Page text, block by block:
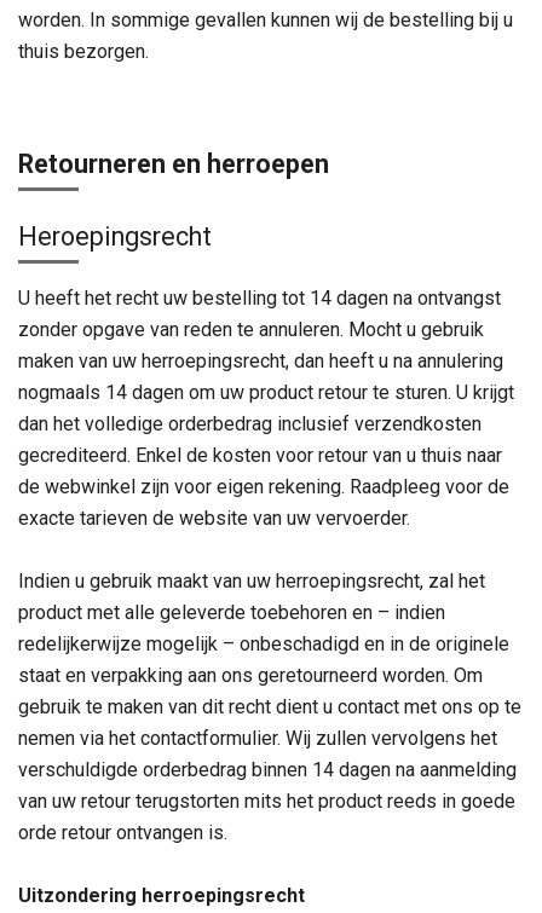
worden. In sommige gevallen kunnen wij de bestelling bij u
thuis bezorgen.
Retourneren en herroepen
Heroepingsrecht
U heeft het recht uw bestelling tot 14 dagen na ontvangst
zonder opgave van reden te annuleren. Mocht u gebruik
maken van uw herroepingsrecht, dan heeft u na annulering
nogmaals 14 dagen om uw product retour te sturen. U krijgt
dan het volledige orderbedrag inclusief verzendkosten
gecrediteerd. Enkel de kosten voor retour van u thuis naar
de webwinkel zijn voor eigen rekening. Raadpleeg voor de
exacte tarieven de website van uw vervoerder.
Indien u gebruik maakt van uw herroepingsrecht, zal het
product met alle geleverde toebehoren en – indien
redelijkerwijze mogelijk – onbeschadigd en in de originele
staat en verpakking aan ons geretourneerd worden. Om
gebruik te maken van dit recht dient u contact met ons op te
nemen via het contactformulier. Wij zullen vervolgens het
verschuldigde orderbedrag binnen 14 dagen na aanmelding
van uw retour terugstorten mits het product reeds in goede
orde retour ontvangen is.
Uitzondering herroepingsrecht